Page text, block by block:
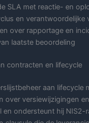
SLA met reactie- en
en verantwoordelijke
over rapportage en
laatste beoordeling
contracten en lifecycle
aan lifecycle
over versiewijzigingen
en ondersteunt hij NIS2-